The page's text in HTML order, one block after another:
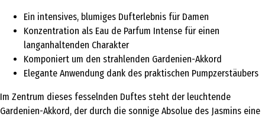
Ein intensives, blumiges Dufterlebnis für Damen
Konzentration als Eau de Parfum Intense für einen
langanhaltenden Charakter
Komponiert um den strahlenden Gardenien-Akkord
Elegante Anwendung dank des praktischen Pumpzerstäubers
Im Zentrum dieses fesselnden Duftes steht der leuchtende
Gardenien-Akkord, der durch die sonnige Absolue des Jasmins eine